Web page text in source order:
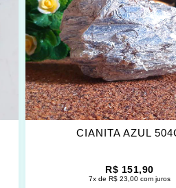
OS
FAVORITOS
CIANITA AZUL
R$ 151,90
7x de R$ 23,00 com juros